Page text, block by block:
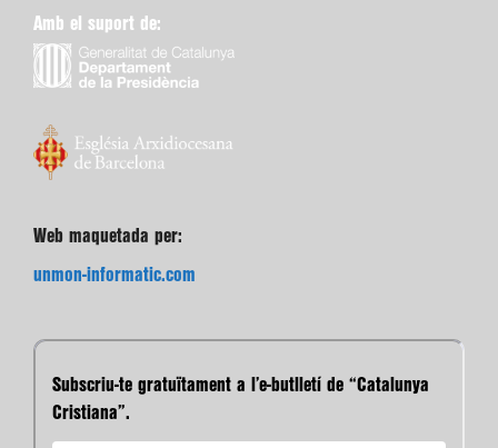
Amb el suport de:
Web maquetada per:
unmon-informatic.com
Subscriu-te gratuïtament a l’e-butlletí de “Catalunya
Cristiana”.